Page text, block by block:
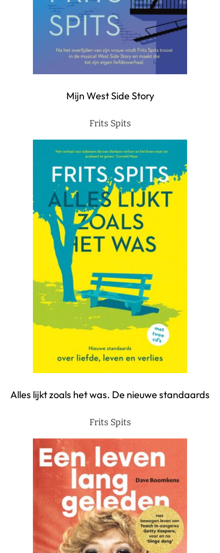
Mijn West Side Story
Frits Spits
Alles lijkt zoals het was. De nieuwe standaards
Frits Spits